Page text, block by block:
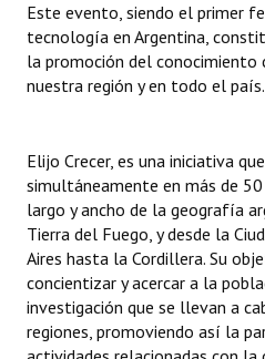
Bariloche, Municipio intercultural
Entrega de distinciones
Este evento, siendo el primer
tecnología en Argentina,
la promoción del
nuestra región y en todo el país.
Elijo Crecer, es una iniciativa
simultáneamente en más de
largo y ancho de la geografía
Tierra del Fuego, y desde la
Aires hasta la Cordillera. Su
concientizar y acercar a la
investigación que se llevan a
regiones, promoviendo así la